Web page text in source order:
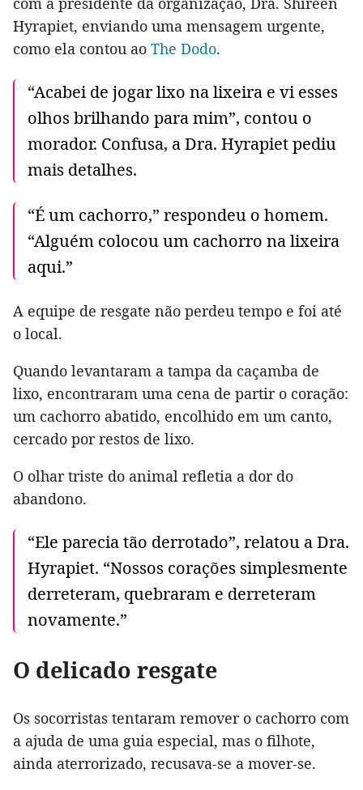
Hyrapiet, enviando uma mensagem urgente,
como ela contou ao The Dodo.
“Acabei de jogar lixo na lixeira e vi esses
olhos brilhando para mim”, contou o
morador. Confusa, a Dra. Hyrapiet pediu
mais detalhes.
“É um cachorro,” respondeu o homem.
“Alguém colocou um cachorro na lixeira
aqui.”
A equipe de resgate não perdeu tempo e foi até
o local.
Quando levantaram a tampa da caçamba de
lixo, encontraram uma cena de partir o coração:
um cachorro abatido, encolhido em um canto,
cercado por restos de lixo.
O olhar triste do animal refletia a dor do
abandono.
“Ele parecia tão derrotado”, relatou a Dra.
Hyrapiet. “Nossos corações simplesmente
derreteram, quebraram e derreteram
novamente.”
O delicado resgate
Os socorristas tentaram remover o cachorro com
a ajuda de uma guia especial, mas o filhote,
ainda aterrorizado, recusava-se a mover-se.